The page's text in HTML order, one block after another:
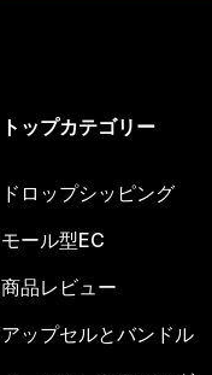
トップカテゴリー
ドロップシッピング
モール型EC
商品レビュー
アップセルとバンドル